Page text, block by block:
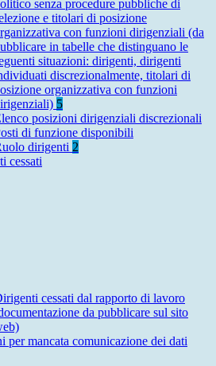
senza procedure pubbliche di
e titolari di posizione
con funzioni dirigenziali (da
in tabelle che distinguano le
situazioni: dirigenti, dirigenti
discrezionalmente, titolari di
organizzativa con funzioni
5
posizioni dirigenziali discrezionali
di funzione disponibili
dirigenti 2
cessati
cessati dal rapporto di lavoro
da pubblicare sul sito
per mancata comunicazione dei dati